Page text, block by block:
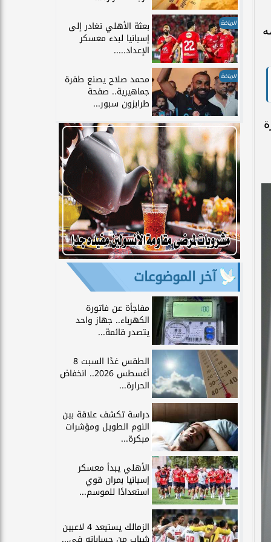
الرياضة بعثة الأهلي تغادر إلى
إسبانيا لبدء معسكر
الإعداد.....
الرياضة محمد صلاح يصنع طفرة
جماهيرية.. صفحة
طرابزون سبور...
آخر الموضوعات
مفاجأة عن فاتورة
الكهرباء.. جهاز واحد
يتصدر قائمة...
الطقس غدًا السبت 8
أغسطس 2026.. انخفاض
الحرارة...
دراسة تكشف علاقة بين
النوم الطويل ومؤشرات
مبكرة...
الأهلي يبدأ معسكر
إسبانيا بمران قوي
استعدادًا للموسم...
الزمالك يستبعد 4 لاعبين